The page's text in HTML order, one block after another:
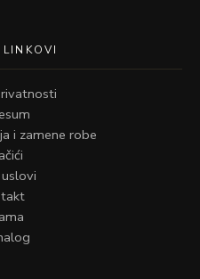
i zamene robe